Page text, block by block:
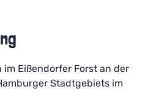
Eißendorfer Forst an der
Stadtgebiets im